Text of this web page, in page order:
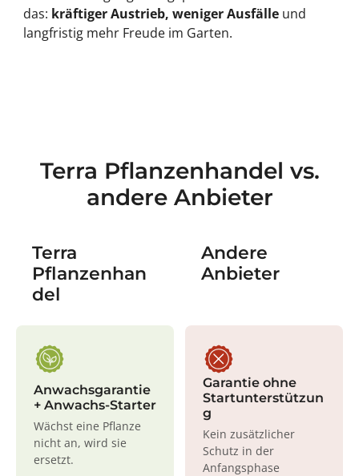
das: kräftiger Austrieb, weniger Ausfälle und
langfristig mehr Freude im Garten.
Terra Pflanzenhandel vs.
andere Anbieter
Terra
Pflanzenhan
del
Andere
Anbieter
Anwachsgarantie
+ Anwachs-Starter
Wächst eine Pflanze
nicht an, wird sie
ersetzt.
Garantie ohne
Startunterstützun
g
Kein zusätzlicher
Schutz in der
Anfangsphase